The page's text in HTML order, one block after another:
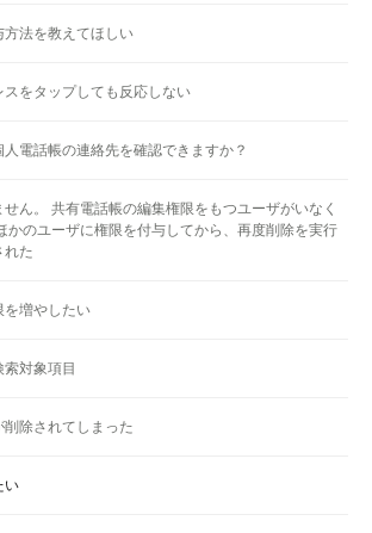
法を教えてほしい
をタップしても反応しない
電話帳の連絡先を確認できますか？
せん。 共有電話帳の編集権限をもつユーザがいなく
かのユーザに権限を付与してから、再度削除を実行
れた
を増やしたい
対象項目
除されてしまった
い